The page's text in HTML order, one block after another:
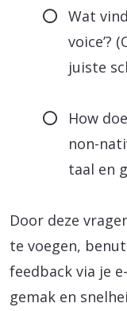
Wat
voice’?
juiste
How
non-
taal en
Door deze
te voegen,
feedback via je
gemak en